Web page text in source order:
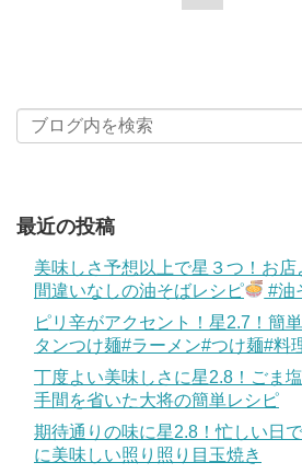
最近の投稿
美味しさ予想以上で星３つ！お
間違いなしの油そばレシピ
#油
ピリ辛がアクセント！星2.7！簡
タンつけ麺#ラーメン#つけ麺#料
丁度よい美味しさに星2.8！ごま
手間を省いた大将の簡単レシピ
期待通りの味に星2.8！忙しい日
に美味しい照り照り目玉焼き